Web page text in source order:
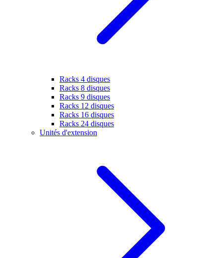
Racks 4 disques
Racks 8 disques
Racks 9 disques
Racks 12 disques
Racks 16 disques
Racks 24 disques
Unités d'extension